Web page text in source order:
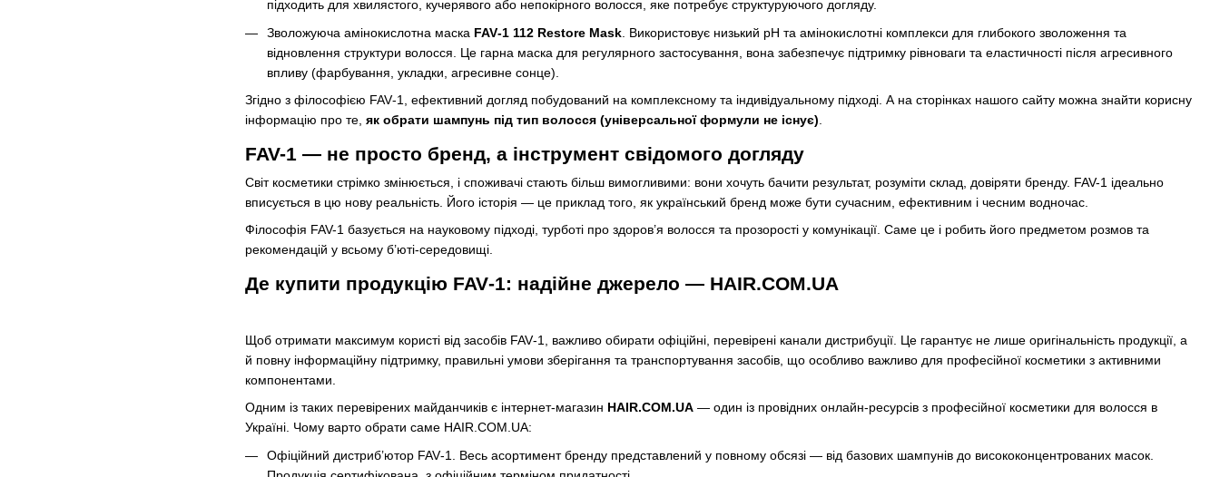
підходить для хвилястого, кучерявого або непокірного волосся, яке потребує структуруючого догляду.
Зволожуюча амінокислотна маска FAV‑1 112 Restore Mask . Використовує низький pH та амінокислотні комплекси для глибокого зволоження та
відновлення структури волосся. Це гарна маска для регулярного застосування, вона забезпечує підтримку рівноваги та еластичності після агресивного
впливу (фарбування, укладки, агресивне сонце).
Згідно з філософією FAV‑1, ефективний догляд побудований на комплексному та індивідуальному підході. А на сторінках нашого сайту можна знайти корисну
інформацію про те, як обрати шампунь під тип волосся (універсальної формули не існує)
FAV-1 — не просто бренд, а інструмент свідомого догляду
Світ косметики стрімко змінюється, і споживачі стають більш вимогливими: вони хочуть бачити результат, розуміти склад, довіряти бренду. FAV-1 ідеально
вписується в цю нову реальність. Його історія — це приклад того, як український бренд може бути сучасним, ефективним і чесним водночас.
Філософія FAV-1 базується на науковому підході, турботі про здоров’я волосся та прозорості у комунікації. Саме це і робить його предметом розмов та
рекомендацій у всьому б’юті-середовищі.
Де купити продукцію FAV‑1: надійне джерело — HAIR.COM.UA
Щоб отримати максимум користі від засобів FAV‑1, важливо обирати офіційні, перевірені канали дистрибуції. Це гарантує не лише оригінальність продукції, а
й повну інформаційну підтримку, правильні умови зберігання та транспортування засобів, що особливо важливо для професійної косметики з активними
компонентами.
Одним із таких перевірених майданчиків є інтернет-магазин HAIR.COM.UA — один із провідних онлайн-ресурсів з професійної косметики для волосся в
Україні. Чому варто обрати саме HAIR.COM.UA:
Офіційний дистриб’ютор FAV‑1. Весь асортимент бренду представлений у повному обсязі — від базових шампунів до висококонцентрованих масок.